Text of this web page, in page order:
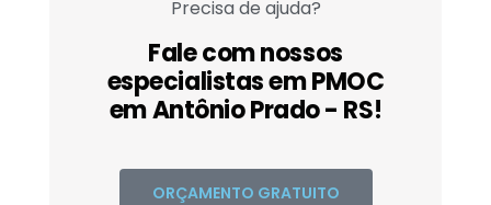
Precisa de ajuda?
Fale com nossos
especialistas em PMOC
em Antônio Prado - RS!
ORÇAMENTO GRATUITO